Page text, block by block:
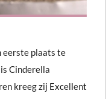
eerste plaats te
Cinderella
kreeg zij Excellent